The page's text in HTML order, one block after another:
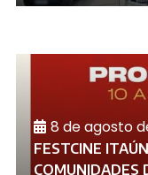
8 de agosto
FESTCINE
COMUNIDADES